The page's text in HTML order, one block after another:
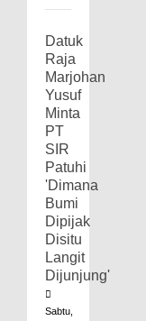
Datuk
Raja
Marjohan
Yusuf
Minta
PT
SIR
Patuhi
'Dimana
Bumi
Dipijak
Disitu
Langit
Dijunjung'
Sabtu,